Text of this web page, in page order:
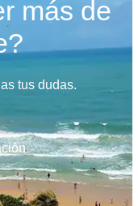
más de
tus dudas.